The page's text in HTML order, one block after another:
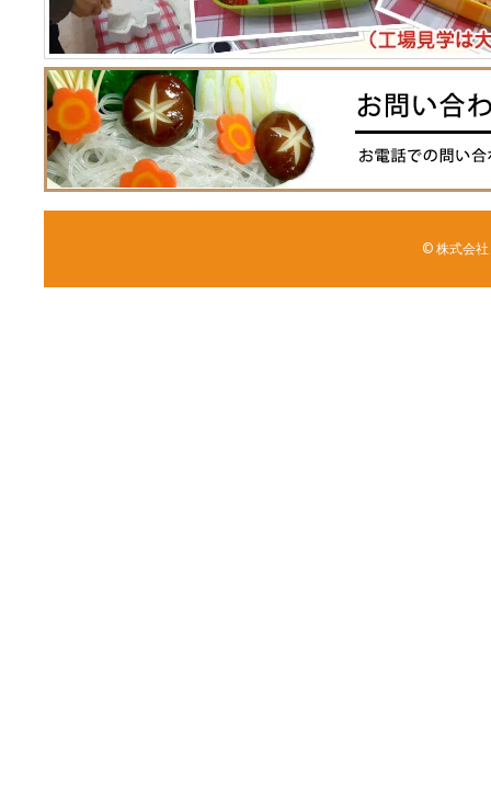
© 株式会